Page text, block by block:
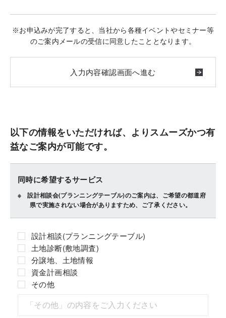
※お申込みが完了すると、当社から各種イベントやセミナー等
のご案内メールの受信に同意したこととなります。
以下の情報をいただければ、よりスムーズかつ有
益なご案内が可能です。
同時に希望するサービス
設計相談会(プランニングテーブル)のご案内は、ご希望の都道府
県で実施されない場合がありますため、ご了承ください。
設計相談(プランニングテーブル)
土地診断(敷地調査)
分譲地、土地情報
資金計画相談
その他